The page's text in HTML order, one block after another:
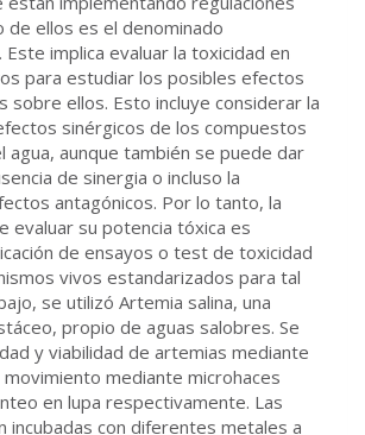
de ellos es el denominado
Este implica evaluar la toxicidad en
para estudiar los posibles efectos
sobre ellos. Esto incluye considerar la
sinérgicos de los compuestos
agua, aunque también se puede dar
de sinergia o incluso la
antagónicos. Por lo tanto, la
evaluar su potencia tóxica es
de ensayos o test de toxicidad
vivos estandarizados para tal
se utilizó Artemia salina, una
propio de aguas salobres. Se
y viabilidad de artemias mediante
mediante microhaces
en lupa respectivamente. Las
incubadas con diferentes metales a